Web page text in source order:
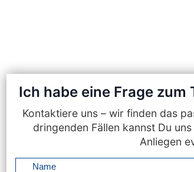
Ich habe eine Frage
Kontaktiere uns – wir finden das
dringenden Fällen kannst Du
Anliegen
Name